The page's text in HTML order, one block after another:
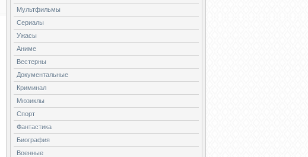
Мультфильмы
Сериалы
Ужасы
Аниме
Вестерны
Документальные
Криминал
Мюзиклы
Спорт
Фантастика
Биография
Военные